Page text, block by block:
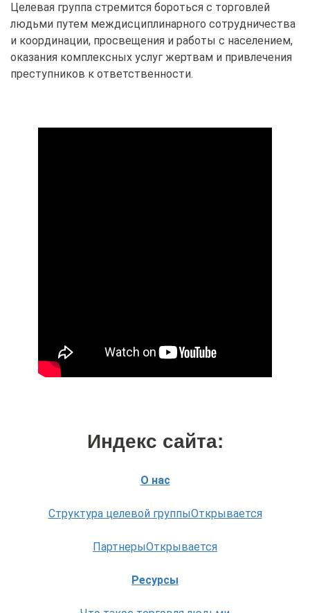
Целевая группа стремится бороться с торговлей
людьми путем междисциплинарного сотрудничества
и координации, просвещения и работы с населением,
оказания комплексных услуг жертвам и привлечения
преступников к ответственности.
Индекс сайта:
О нас
Структура целевой группыОткрывается
ПартнерыОткрывается
Ресурсы